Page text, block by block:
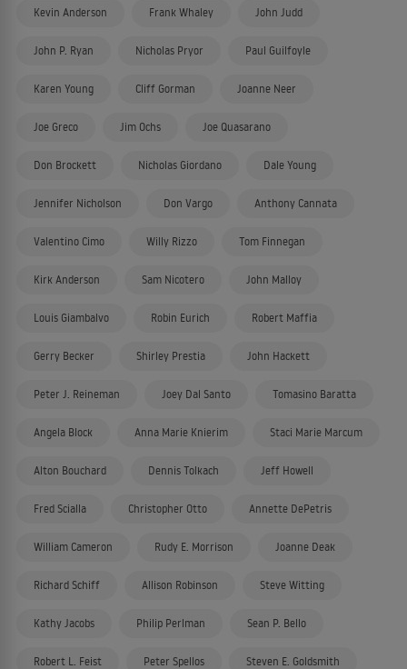
Kevin Anderson Frank Whaley John Judd
John P. Ryan Nicholas Pryor Paul Guilfoyle
Karen Young Cliff Gorman Joanne Neer
Joe Greco Jim Ochs Joe Quasarano
Don Brockett Nicholas Giordano Dale Young
Jennifer Nicholson Don Vargo Anthony Cannata
Valentino Cimo Willy Rizzo Tom Finnegan
Kirk Anderson Sam Nicotero John Malloy
Louis Giambalvo Robin Eurich Robert Maffia
Gerry Becker Shirley Prestia John Hackett
Peter J. Reineman Joey Dal Santo Tomasino Baratta
Angela Block Anna Marie Knierim Staci Marie Marcum
Alton Bouchard Dennis Tolkach Jeff Howell
Fred Scialla Christopher Otto Annette DePetris
William Cameron Rudy E. Morrison Joanne Deak
Richard Schiff Allison Robinson Steve Witting
Kathy Jacobs Philip Perlman Sean P. Bello
Robert L. Feist Peter Spellos Steven E. Goldsmith